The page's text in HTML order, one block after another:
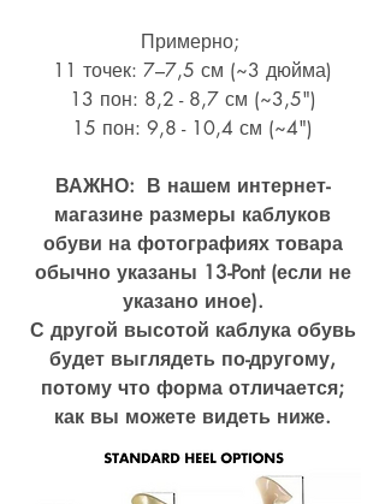
Примерно;
11 точек: 7–7,5 см (~3 дюйма)
13 пон: 8,2 - 8,7 см (~3,5")
15 пон: 9,8 - 10,4 см (~4")
ВАЖНО: В нашем интернет-
магазине размеры каблуков
обуви на фотографиях товара
обычно указаны 13-Pont (если не
указано иное).
С другой высотой каблука обувь
будет выглядеть по-другому,
потому что форма отличается;
как вы можете видеть ниже.